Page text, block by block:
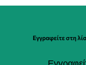
Εγγραφείτε στη